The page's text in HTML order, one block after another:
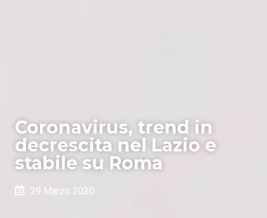
Coronavirus, trend in
decrescita nel Lazio e
stabile su Roma
29 Marzo 2020